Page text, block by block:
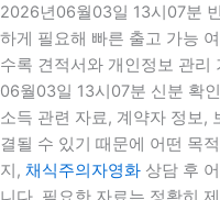
2026년06월03일 13시07분
하게 필요해 빠른 출고 가능
수록 견적서와 개인정보 관
06월03일 13시07분 신분 확
소득 관련 자료, 계약자 정보,
결될 수 있기 때문에 어떤 목
지, 채식주의자영화 상담 후